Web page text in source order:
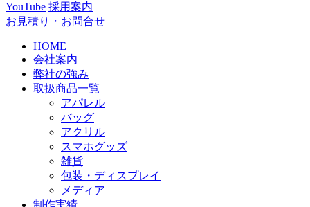
YouTube 採用案内
お見積り・お問合せ
HOME
会社案内
弊社の強み
取扱商品一覧
アパレル
バッグ
アクリル
スマホグッズ
雑貨
包装・ディスプレイ
メディア
制作実績